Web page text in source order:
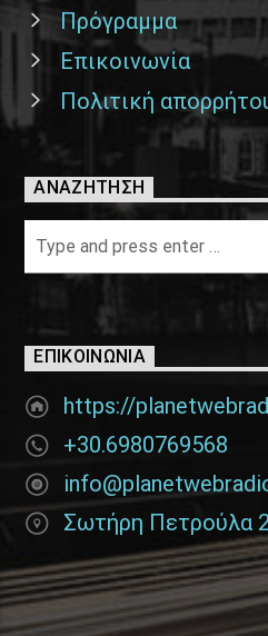
Πρόγραμμα
Επικοινωνία
Πολιτική
ΑΝΑΖΉΤΗΣΗ
ΕΠΙΚΟΙΝΩΝΊΑ
https://
+30.6980769568
Σωτήρη Πετρούλα